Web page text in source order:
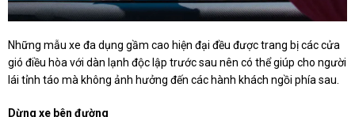
Những mẫu xe đa dụng gầm cao hiện đại đều được trang bị các cửa
gió điều hòa với dàn lạnh độc lập trước sau nên có thể giúp cho người
lái tỉnh táo mà không ảnh hưởng đến các hành khách ngồi phía sau.
Dừng xe bên đường